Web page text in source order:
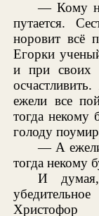
— Кому
путается.
норовит всё
Егорки
и при своих
ежели все
тогда некому
голоду
— А ежели
тогда некому
И
Христофор